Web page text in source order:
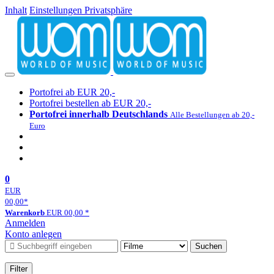
Inhalt Einstellungen Privatsphäre
Portofrei ab EUR 20,-
Portofrei bestellen ab EUR 20,-
Portofrei innerhalb Deutschlands Alle Bestellungen ab 20,-
Euro
0
EUR
00,00*
Warenkorb EUR 00,00 *
Anmelden
Konto anlegen
Suchen
Filter